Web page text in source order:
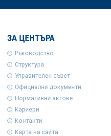
ЗА ЦЕНТЪРА
Ръководство
Структура
Управителен съвет
Официални документи
Нормативни актове
Кариери
Контакти
Карта на сайта